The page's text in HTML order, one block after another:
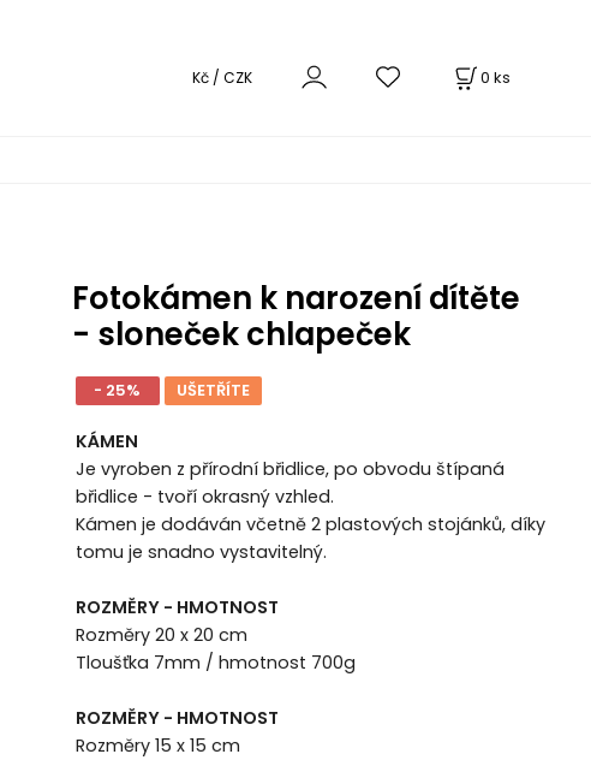
0 ks
Kč / CZK
Fotokámen k narození dítěte
- sloneček chlapeček
- 25% UŠETŘÍTE
KÁMEN
Je vyroben z přírodní břidlice, po obvodu štípaná
břidlice - tvoří okrasný vzhled.
Kámen je dodáván včetně 2 plastových stojánků, díky
tomu je snadno vystavitelný.
ROZMĚRY - HMOTNOST
Rozměry 20 x 20 cm
Tloušťka 7mm / hmotnost 700g
ROZMĚRY - HMOTNOST
Rozměry 15 x 15 cm